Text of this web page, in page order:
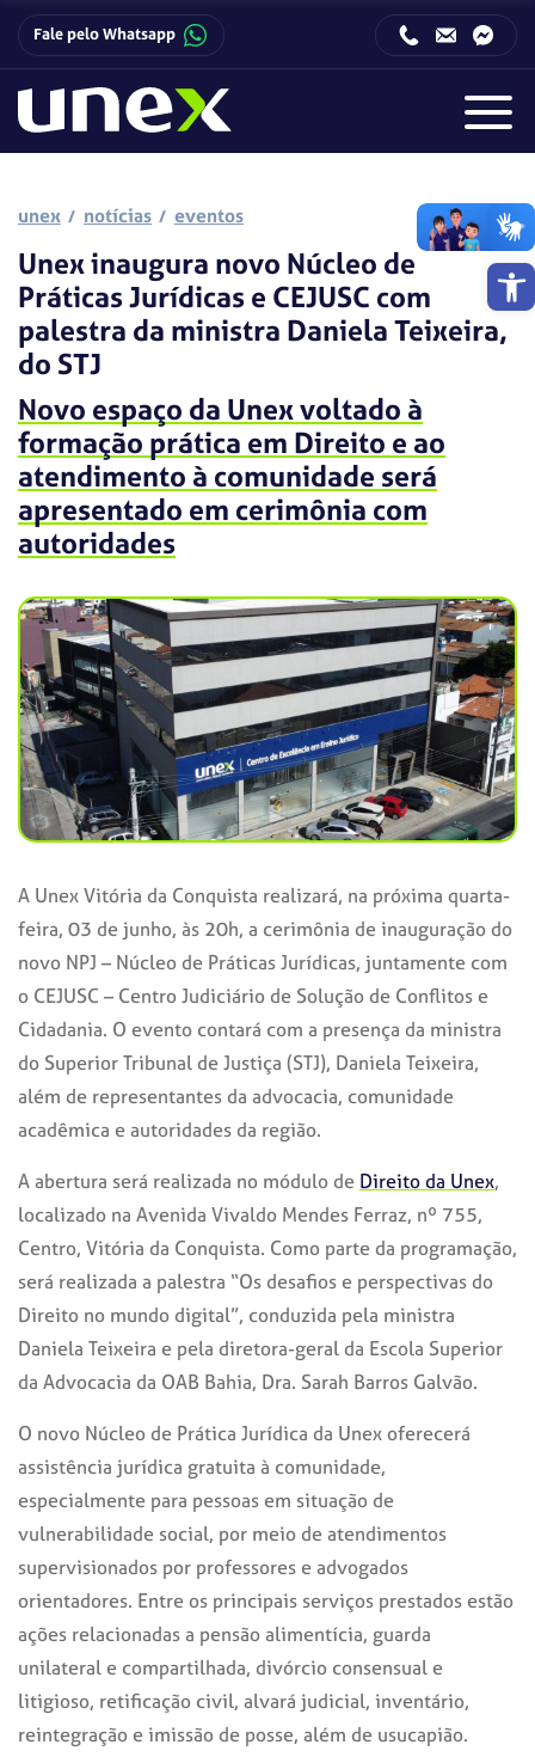
Barra
Fale pelo Whatsapp
unex notícias eventos
Unex inaugura novo Núcleo de
Práticas Jurídicas e CEJUSC com
palestra da ministra Daniela Teixeira,
do STJ
Novo espaço da Unex voltado à
formação prática em Direito e ao
atendimento à comunidade será
apresentado em cerimônia com
autoridades
A Unex Vitória da Conquista realizará, na próxima quarta-
feira, 03 de junho, às 20h, a cerimônia de inauguração do
novo NPJ – Núcleo de Práticas Jurídicas, juntamente com
o CEJUSC – Centro Judiciário de Solução de Conflitos e
Cidadania. O evento contará com a presença da ministra
do Superior Tribunal de Justiça (STJ), Daniela Teixeira,
além de representantes da advocacia, comunidade
acadêmica e autoridades da região.
A abertura será realizada no módulo de Direito da Unex,
localizado na Avenida Vivaldo Mendes Ferraz, nº 755,
Centro, Vitória da Conquista. Como parte da programação,
será realizada a palestra “Os desafios e perspectivas do
Direito no mundo digital”, conduzida pela ministra
Daniela Teixeira e pela diretora-geral da Escola Superior
da Advocacia da OAB Bahia, Dra. Sarah Barros Galvão.
O novo Núcleo de Prática Jurídica da Unex oferecerá
assistência jurídica gratuita à comunidade,
especialmente para pessoas em situação de
vulnerabilidade social, por meio de atendimentos
supervisionados por professores e advogados
orientadores. Entre os principais serviços prestados estão
ações relacionadas a pensão alimentícia, guarda
unilateral e compartilhada, divórcio consensual e
litigioso, retificação civil, alvará judicial, inventário,
reintegração e imissão de posse, além de usucapião.